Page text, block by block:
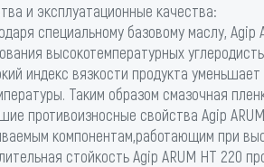
и эксплуатационные качества:
специальному базовому маслу,
высокотемпературных
индекс вязкости продукта
Таким образом смазочная
противоизносные свойства Agip
компонентам,работающим при
стойкость Agip ARUM HT 220